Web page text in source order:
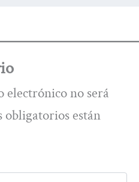
electrónico no será
obligatorios están